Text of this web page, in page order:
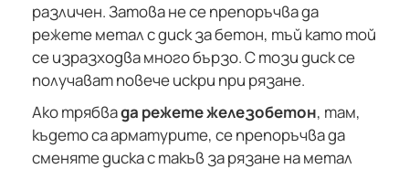
различен. Затова не се препоръчва да
режете метал с диск за бетон, тъй като той
се изразходва много бързо. С този диск се
получават повече искри при рязане.
Ако трябвада режете железобетон, там,
където са арматурите, се препоръчва да
сменяте диска с такъв за рязане на метал